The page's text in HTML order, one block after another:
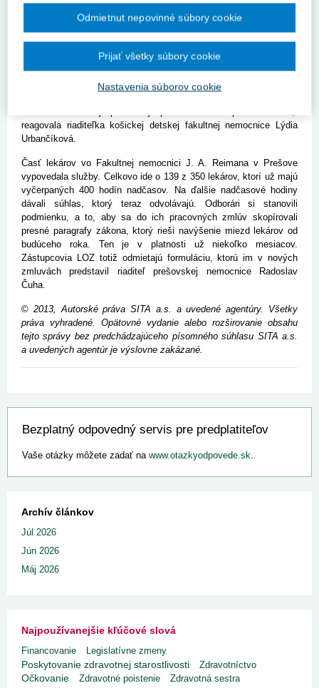
sme v súvislosti s tým nezaznamenali,“ povedala Šustová.
V Detskej fakultnej nemocnici Košice vykonáva pracovnú
pohotovosť vrátane práce nadčas priemerne 80 lekárov. "V
súčasnom období lekári DFN Košice vykonávajú pracovnú
pohotovosť podľa mesačného rozpisu. Podľa Zákonníka práce sa
nevyžaduje písomná forma dohody zamestnanca a
reagovala riaditeľka košickej detskej fakultnej nemocnice Lýdia
Urbančíková.
Časť lekárov vo Fakultnej nemocnici J. A. Reimana v Prešove
vypovedala služby. Celkovo ide o 139 z 350 lekárov, ktorí už majú
vyčerpaných 400 hodín nadčasov. Na ďalšie nadčasové hodiny
dávali súhlas, ktorý teraz odvolávajú. Odborári si stanovili
podmienku, a to, aby sa do ich pracovných zmlúv skopírovali
presné paragrafy zákona, ktorý rieši navýšenie miezd lekárov od
budúceho roka. Ten je v platnosti už niekoľko mesiacov.
Zástupcovia LOZ totiž odmietajú formuláciu, ktorú im v nových
zmluvách predstavil riaditeľ prešovskej nemocnice Radoslav
Čuha.
© 2013, Autorské práva SITA a.s. a uvedené agentúry. Všetky
práva vyhradené. Opätovné vydanie alebo rozširovanie obsahu
tejto správy bez predchádzajúceho písomného súhlasu SITA a.s.
a uvedených agentúr je výslovne zakázané.
Bezplatný odpovedný servis pre predplatiteľov
Vaše otázky môžete zadať na www.otazkyodpovede.sk.
Archív článkov
Júl 2026
Jún 2026
Máj 2026
Najpoužívanejšie kľúčové slová
Financovanie Legislatívne zmeny
Poskytovanie zdravotnej starostlivosti
Zdravotníctvo
Očkovanie
Zdravotné poistenie Zdravotná sestra
Nastavenia súborov cookie
Odmietnut nepovinné súbory cookie
Prijať všetky súbory cookie